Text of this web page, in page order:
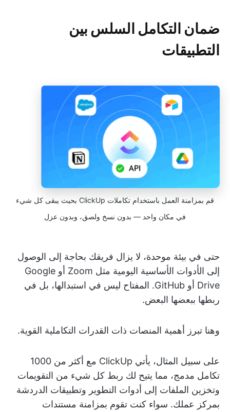
ضمان التكامل السلس بين
التطبيقات
قم بمزامنة العمل باستخدام تكاملات ClickUp بحيث يبقى كل شيء
في مكان واحد — بدون نسخ ولصق، وبدون عزل
حتى في بيئة موحدة، لا يزال فريقك بحاجة إلى الوصول
إلى الأدوات الأساسية اليومية مثل Zoom أو Google
Drive أو GitHub. المفتاح ليس في استبدالها، بل في
ربطها ببعضها البعض.
وهنا تبرز أهمية المنصات ذات القدرات التكاملية القوية.
على سبيل المثال، يأتي ClickUp مع أكثر من 1000
تكامل مدمج، مما يتيح لك ربط كل شيء من التقويمات
وتخزين الملفات إلى أدوات التطوير وتطبيقات الدردشة
بمركز عملك. سواء كنت تقوم بمزامنة مستندات